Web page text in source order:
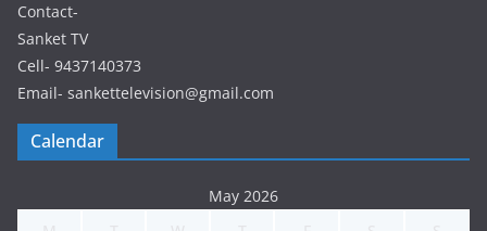
Contact-
Sanket TV
Cell- 9437140373
Email- sankettelevision@gmail.com
Calendar
May 2026